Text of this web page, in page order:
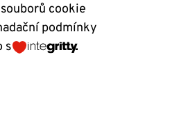
cookie
podmínky
s